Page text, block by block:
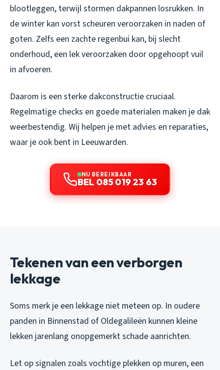
blootleggen, terwijl stormen dakpannen losrukken. In
de winter kan vorst scheuren veroorzaken in naden of
goten. Zelfs een zachte regenbui kan, bij slecht
onderhoud, een lek veroorzaken door opgehoopt vuil
in afvoeren.
Daarom is een sterke dakconstructie cruciaal.
Regelmatige checks en goede materialen maken je dak
weerbestendig. Wij helpen je met advies en reparaties,
waar je ook bent in Leeuwarden.
NU BEREIKBAAR
BEL 085 019 23 63
Tekenen van een verborgen
lekkage
Soms merk je een lekkage niet meteen op. In oudere
panden in Binnenstad of Oldegalileën kunnen kleine
lekken jarenlang onopgemerkt schade aanrichten.
Let op signalen zoals vochtige plekken op muren, een